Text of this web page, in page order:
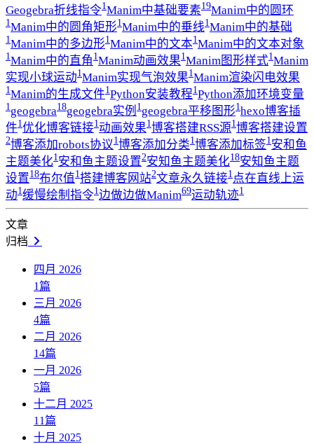
Geogebra折线指令1Manim中基础要素19Manim中的圆环
1Manim中的圆角矩形1Manim中的垂线1Manim中的基础
1Manim中的多边形1Manim中的文本1Manim中的文本对象
1Manim中的直角 1Manim动画效果1Manim图形样式1Manim
实现小球运动1Manim实现气泡效果1Manim渲染闪电效果
1Manim的生成文件1Python安装教程1Python添加环境变量
1geogebra18geogebra实例 1geogebra平移图形1hexo博客插
件1优化博客链接1动画效果1博客搭建RSS源1博客搭建设置
2博客添加robots协议 1博客添加分类1博客添加标签1安和鱼
主题美化1安和鱼主题设置2安知鱼主题美化18安知鱼主题
设置18布尔值1搭建博客网站2文章永久链接1点在直线上运
动1缓慢绘制指令1边做边做Manim69运动轨迹1
文章
归档
四月 2026
1篇
三月 2026
4篇
二月 2026
14篇
一月 2026
5篇
十二月 2025
11篇
十月 2025